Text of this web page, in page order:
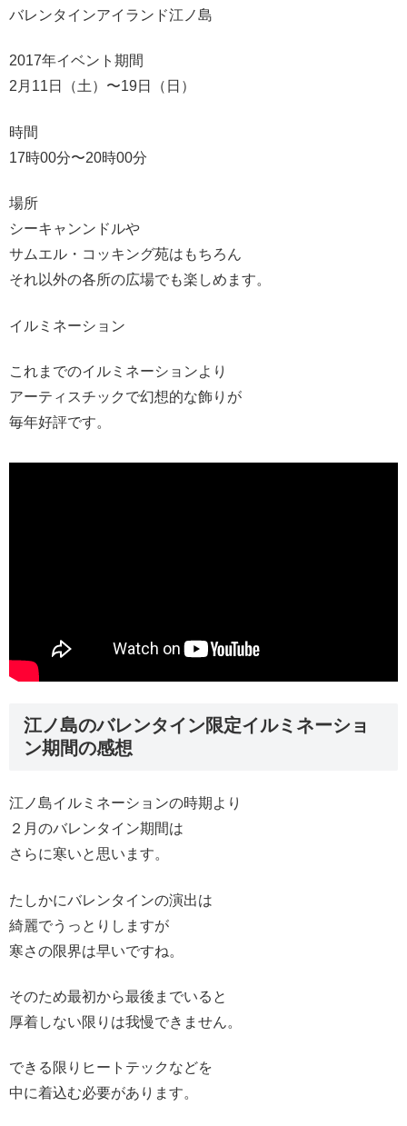
バレンタインアイランド江ノ島
2017年イベント期間
2月11日（土）〜19日（日）
時間
17時00分〜20時00分
場所
シーキャンンドルや
サムエル・コッキング苑はもちろん
それ以外の各所の広場でも楽しめます。
イルミネーション
これまでのイルミネーションより
アーティスチックで幻想的な飾りが
毎年好評です。
江ノ島のバレンタイン限定イルミネーショ
ン期間の感想
江ノ島イルミネーションの時期より
２月のバレンタイン期間は
さらに寒いと思います。
たしかにバレンタインの演出は
綺麗でうっとりしますが
寒さの限界は早いですね。
そのため最初から最後までいると
厚着しない限りは我慢できません。
できる限りヒートテックなどを
中に着込む必要があります。